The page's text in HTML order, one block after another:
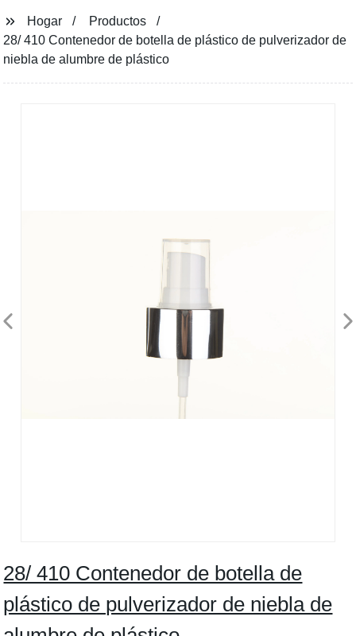
Hogar
Productos
28/ 410 Contenedor de botella de plástico de pulverizador de
niebla de alumbre de plástico
28/ 410 Contenedor de botella de
plástico de pulverizador de niebla de